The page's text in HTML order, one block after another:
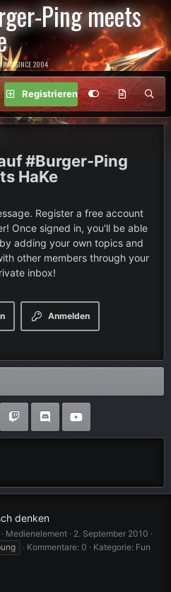
Ping meets
SINCE 2004
Registrieren
#Burger-Ping
HaKe
Register a free account
Once signed in, you'll be able
adding your own topics and
other members through your
inbox!
Anmelden
denken
Medienelement
2. September 2010
Kommentare: 0
Kategorie: Fun